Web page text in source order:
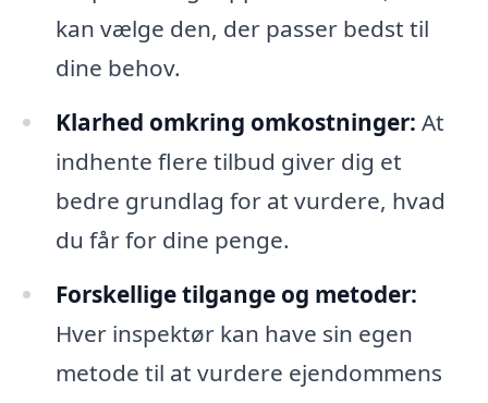
kan vælge den, der passer bedst til
dine behov.
Klarhed omkring omkostninger: At
indhente flere tilbud giver dig et
bedre grundlag for at vurdere, hvad
du får for dine penge.
Forskellige tilgange og metoder:
Hver inspektør kan have sin egen
metode til at vurdere ejendommens